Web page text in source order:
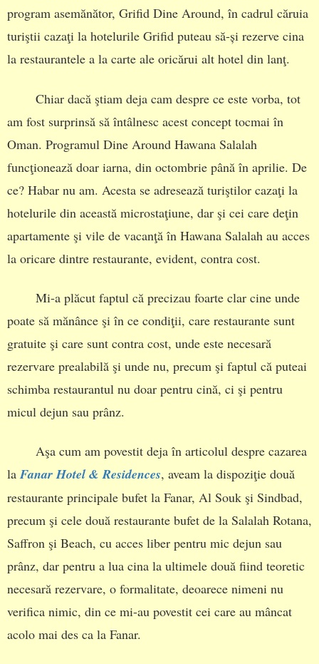
program asemănător, Grifid Dine Around, în cadrul căruia
turiştii cazaţi la hotelurile Grifid puteau să-și rezerve cina
la restaurantele a la carte ale oricărui alt hotel din lanţ.
Chiar dacă ştiam deja cam despre ce este vorba, tot
am fost surprinsă să întâlnesc acest concept tocmai în
Oman. Programul Dine Around Hawana Salalah
funcţionează doar iarna, din octombrie până în aprilie. De
ce? Habar nu am. Acesta se adresează turiştilor cazaţi la
hotelurile din această microstaţiune, dar şi cei care deţin
apartamente şi vile de vacanţă în Hawana Salalah au acces
la oricare dintre restaurante, evident, contra cost.
Mi-a plăcut faptul că precizau foarte clar cine unde
poate să mănânce şi în ce condiţii, care restaurante sunt
gratuite şi care sunt contra cost, unde este necesară
rezervare prealabilă şi unde nu, precum şi faptul că puteai
schimba restaurantul nu doar pentru cină, ci şi pentru
micul dejun sau prânz.
Aşa cum am povestit deja în articolul despre cazarea
la Fanar Hotel & Residences, aveam la dispoziţie două
restaurante principale bufet la Fanar, Al Souk şi Sindbad,
precum şi cele două restaurante bufet de la Salalah Rotana,
Saffron şi Beach, cu acces liber pentru mic dejun sau
prânz, dar pentru a lua cina la ultimele două fiind teoretic
necesară rezervare, o formalitate, deoarece nimeni nu
verifica nimic, din ce mi-au povestit cei care au mâncat
acolo mai des ca la Fanar.